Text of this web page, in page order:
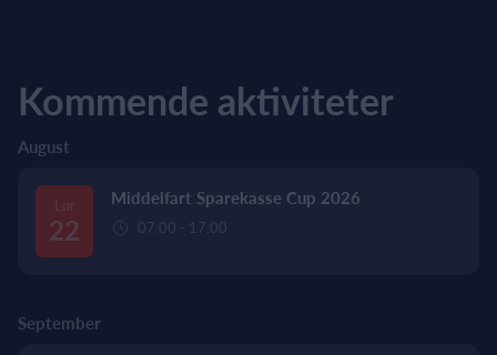
Kommende aktiviteter
August
Lør
22
Middelfart Sparekasse Cup 2026
07:00 - 17:00
September